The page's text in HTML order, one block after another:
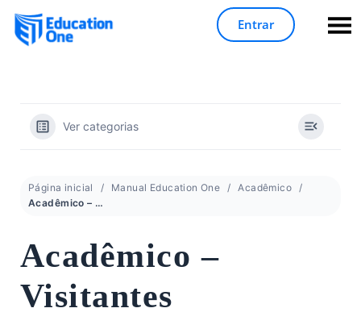
Entrar
Ver categorias
Página inicial Manual Education One
Acadêmico
Acadêmico – Visitantes
Acadêmico –
Visitantes